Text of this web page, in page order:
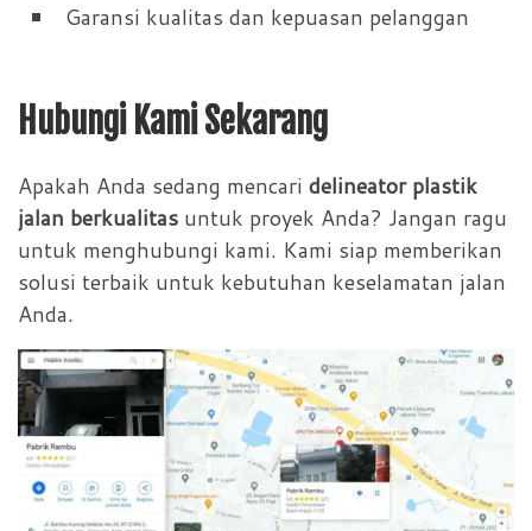
Garansi kualitas dan kepuasan pelanggan
Hubungi Kami Sekarang
Apakah Anda sedang mencari delineator plastik
jalan berkualitas untuk proyek Anda? Jangan ragu
untuk menghubungi kami. Kami siap memberikan
solusi terbaik untuk kebutuhan keselamatan jalan
Anda.